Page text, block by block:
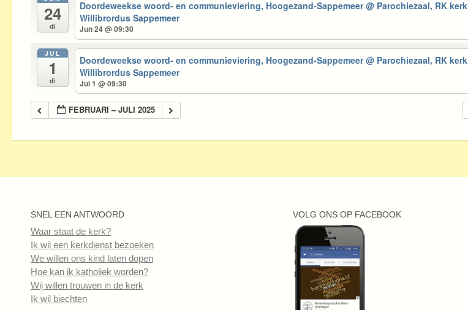
24
di
Doordeweekse woord- en communieviering, Hoogezand-Sappemeer@ Parochiezaal, RK
Willibrordus Sappemeer
Jun 24 @ 09:30
JUL
1
di
Doordeweekse woord- en communieviering, Hoogezand-Sappemeer@ Parochiezaal, RK
Willibrordus Sappemeer
Jul 1 @ 09:30
FEBRUARI – JULI 2025
SNEL EEN ANTWOORD
Waar staat de kerk?
Ik wil een kerkdienst bezoeken
We willen ons kind laten dopen
Hoe kan ik katholiek worden?
Wij willen trouwen in de kerk
Ik wil biechten
VOLG ONS OP FACEBOOK